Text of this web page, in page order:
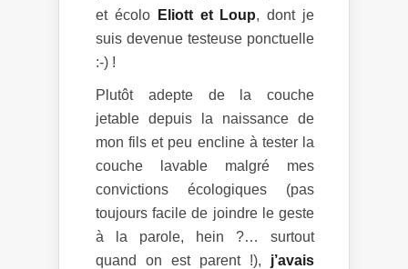
et écolo
Eliott et Loup, dont je
suis devenue testeuse ponctuelle
:-) !
Plutôt adepte de la couche
jetable depuis la naissance de
mon fils et peu encline à tester la
couche lavable malgré mes
convictions écologiques (pas
toujours facile de joindre le geste
à la parole, hein ?… surtout
quand on est parent !), j’avais